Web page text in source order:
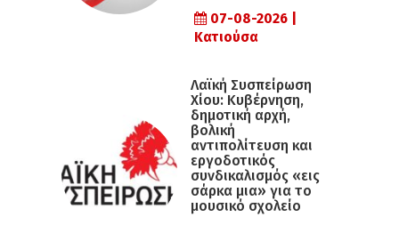
07-08-2026 |
Κατιούσα
Λαϊκή Συσπείρωση
Χίου: Κυβέρνηση,
δημοτική αρχή,
βολική
αντιπολίτευση και
εργοδοτικός
συνδικαλισμός «εις
σάρκα μια» για το
μουσικό σχολείο